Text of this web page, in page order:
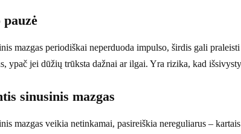
pauzė
mazgas periodiškai neperduoda impulso, širdis gali
ypač jei dūžių trūksta dažnai ar ilgai. Yra rizika, kad
sinusinis mazgas
mazgas veikia netinkamai, pasireiškia nereguliarus –